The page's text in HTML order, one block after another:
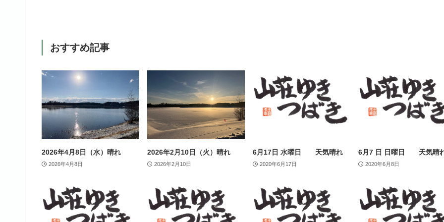
おすすめ記事
2026年4月8日（水）晴れ
2026年4月8日
2026年2月10日（火）晴れ
2026年2月10日
6月17日 水曜日 天気晴れ
2020年6月17日
6月7 日 日曜日 天気晴
2020年6月8日